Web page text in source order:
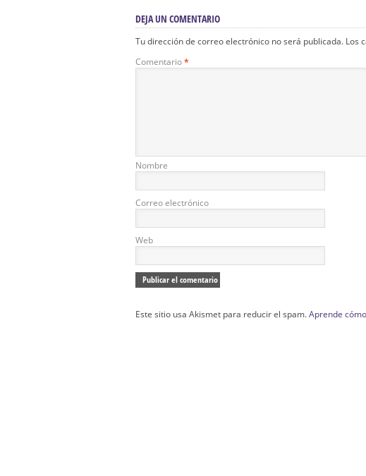
DEJA UN COMENTARIO
Tu dirección de correo electrónico no será publicada. Los
Comentario*
Nombre
Correo electrónico
Web
Este sitio usa Akismet para reducir el spam.Aprende